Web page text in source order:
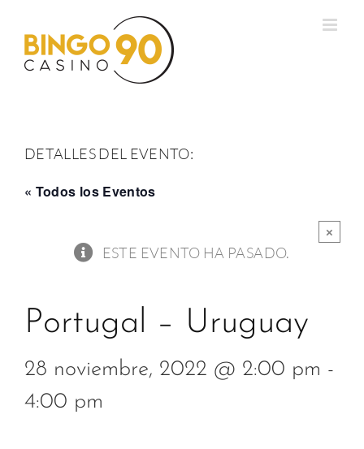
contenido
DETALLES DEL EVENTO:
« Todos los Eventos
×
ESTE EVENTO HA PASADO.
Portugal – Uruguay
28 noviembre, 2022 @ 2:00 pm -
4:00 pm